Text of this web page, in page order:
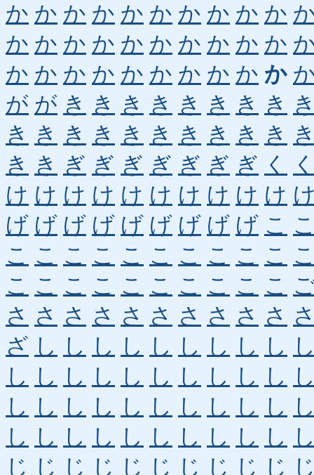
か か か か か か か か か か
か か か か か か か か か か
か か か か か か か か か か
が が き き き き き き き き
き き き き き き き き き き
き き ぎ ぎ ぎ ぎ ぎ ぎ ぎ く
け け け け け け け け け け
げ げ げ げ げ げ げ げ げ こ
こ こ こ こ こ こ こ こ こ こ
こ こ こ こ こ こ こ こ こ こ
さ さ さ さ さ さ さ さ さ さ
ざ し し し し し し し し し
し し し し し し し し し し
し し し し し し し し し し
し し し し し し し し し し
じ じ じ じ じ じ じ じ じ じ